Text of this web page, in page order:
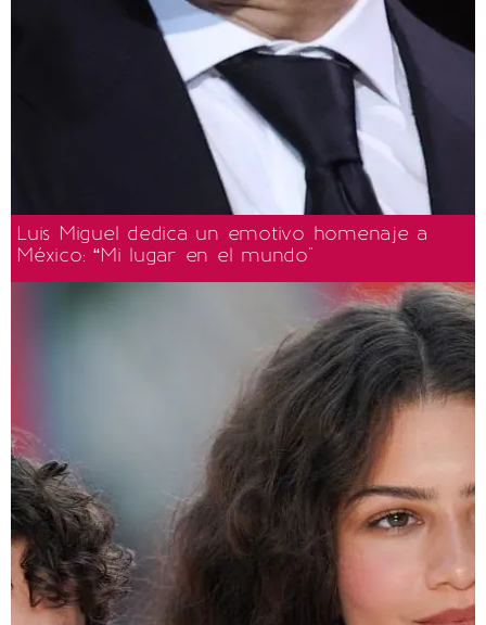
Luis Miguel dedica un emotivo homenaje a
México: “Mi lugar en el mundo"